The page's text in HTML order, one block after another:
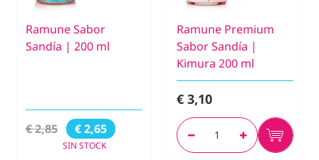
Ramune Sabor
Sandía | 200 ml
€ 2,85 € 2,65
SIN STOCK
Ramune Premium
Sabor Sandía |
Kimura 200 ml
€ 3,10